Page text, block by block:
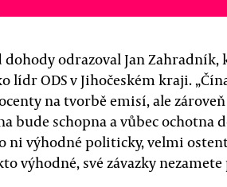
dohody odrazoval Jan
lídr ODS v Jihočeském kraji.
na tvorbě emisí, ale
bude schopna a vůbec ochotna
ni výhodné politicky, velmi
výhodné, své závazky